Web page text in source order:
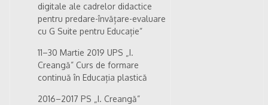
digitale ale cadrelor didactice
pentru predare-învățare-evaluare
cu G Suite pentru Educație”
11–30 Martie 2019 UPS „I.
Creangă” Curs de formare
continuă în Educația plastică
2016–2017 PS „I. Creangă”